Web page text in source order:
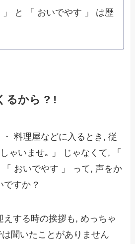
」 と 「 おいでやす 」 は歴
るから ? !
料理屋などに入るとき, 従
ゃいませ｡ 」 じゃなくて, 「
おいでやす 」 って, 声をか
ですか ?
えする時の挨拶も, めっちゃ
聞いたことがありません